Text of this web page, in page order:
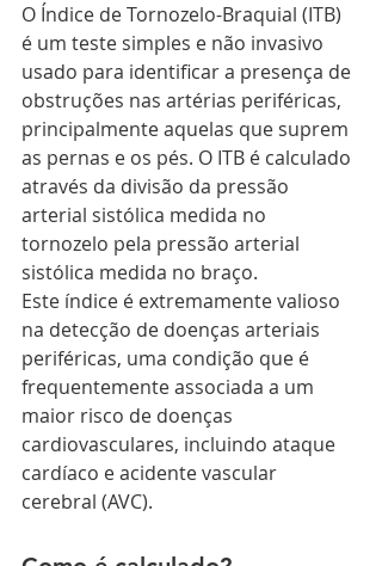
O Índice de Tornozelo-Braquial (ITB)
é um teste simples e não invasivo
usado para identificar a presença de
obstruções nas artérias periféricas,
principalmente aquelas que suprem
as pernas e os pés. O ITB é calculado
através da divisão da pressão
arterial sistólica medida no
tornozelo pela pressão arterial
sistólica medida no braço.
Este índice é extremamente valioso
na detecção de doenças arteriais
periféricas, uma condição que é
frequentemente associada a um
maior risco de doenças
cardiovasculares, incluindo ataque
cardíaco e acidente vascular
cerebral (AVC).